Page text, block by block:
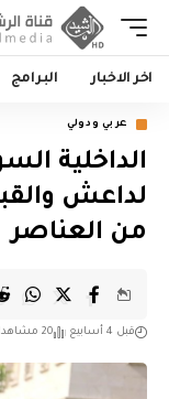
اخر الاخبار البرامج
عربي ودولي
‏الداخلية
لداعش
من العناصر
قبل 4 أسابيع 20 مشاهدات